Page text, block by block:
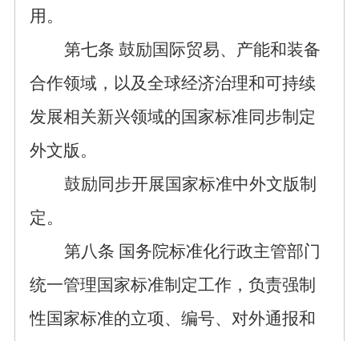
用。
第七条 鼓励国际贸易、产能和装备
合作领域，以及全球经济治理和可持续
发展相关新兴领域的国家标准同步制定
外文版。
鼓励同步开展国家标准中外文版制
定。
第八条 国务院标准化行政主管部门
统一管理国家标准制定工作，负责强制
性国家标准的立项、编号、对外通报和